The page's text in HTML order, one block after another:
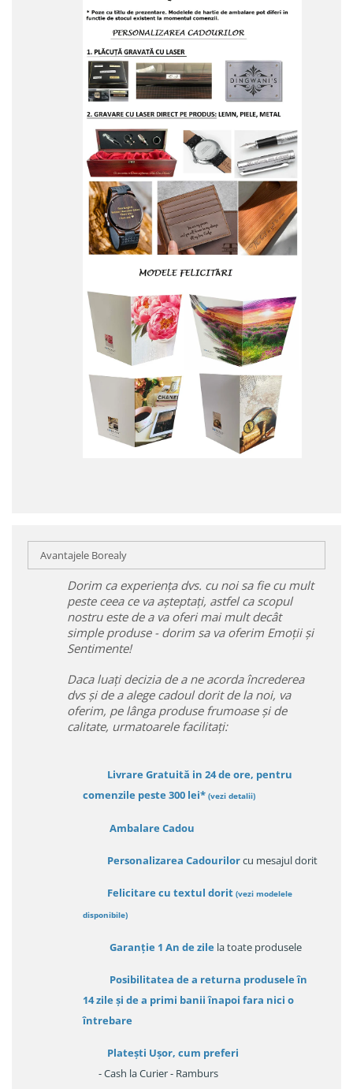
Avantajele Borealy
Dorim ca experiența dvs. cu noi sa fie cu mult
peste ceea ce va așteptați, astfel ca scopul
nostru este de a va oferi mai mult decât
simple produse - dorim sa va oferim Emoții și
Sentimente!
Daca luați decizia de a ne acorda încrederea
dvs și de a alege cadoul dorit de la noi, va
oferim, pe lânga produse frumoase și de
calitate, urmatoarele facilitați:
Livrare Gratuită in 24 de ore, pentru
comenzile peste 300 lei* (vezi detalii)
Ambalare Cadou
Personalizarea Cadourilorcu mesajul dorit
Felicitare cu textul dorit (vezi modelele
disponibile)
Garanție 1 An de zile la toate produsele
Posibilitatea de a returna produsele în
14 zileși de a primi banii înapoi fara nici o
întrebare
Platești Ușor, cum preferi
- Cash la Curier - Ramburs